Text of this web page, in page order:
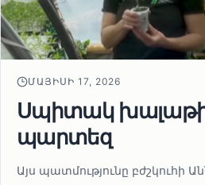
ՄԱՅԻՍԻ 17, 2026
Սպիտակ
պարտեզ
Այս պատմությունը բժշկուհի